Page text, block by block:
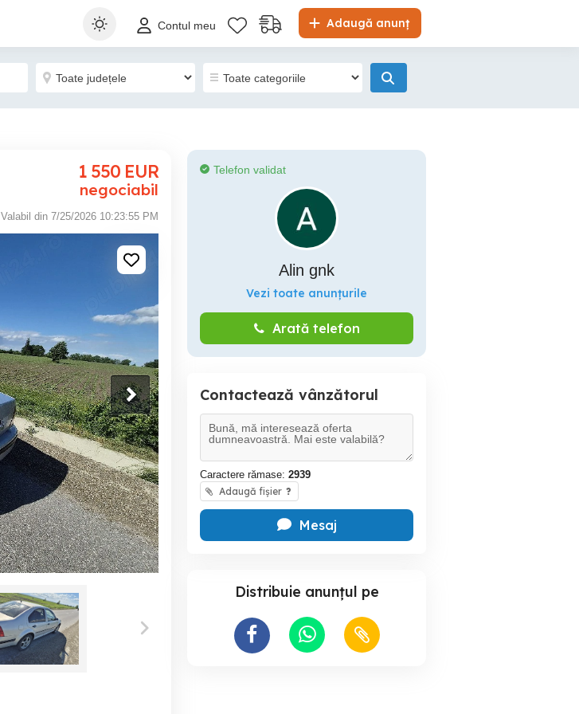
Adaugă anunț
Contul meu
1 550 EUR
negociabil
Valabil din 7/25/2026 10:23:55 PM
Telefon validat
Alin gnk
Vezi toate anunțurile
Arată telefon
Contactează vânzătorul
Caractere rămase: 2939
Adaugă fișier ?
Mesaj
Distribuie anunțul pe